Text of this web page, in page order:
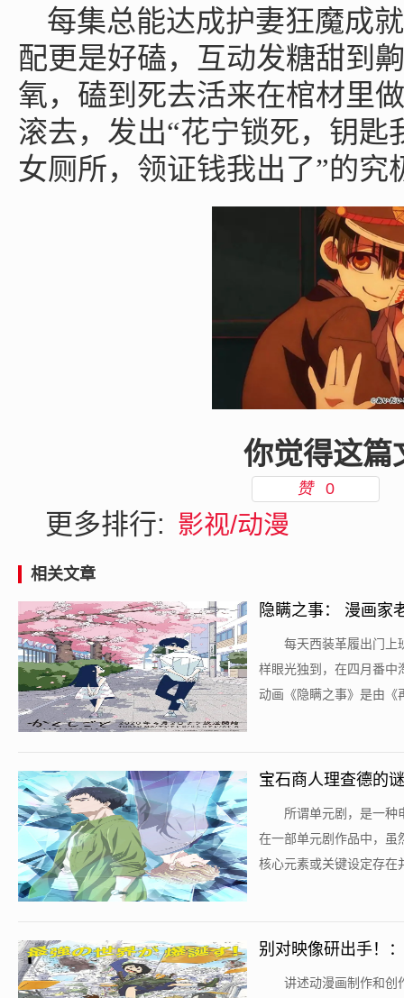
每集总能达成护妻狂魔成
配更是好磕，互动发糖甜到
氧，磕到死去活来在棺材里
滚去，发出“花宁锁死，钥匙
女厕所，领证钱我出了”的究
你觉得这篇
赞 0
更多排行: 影视/动漫
相关文章
隐瞒之事： 漫画家
每天西装革履出门上
样眼光独到，在四月番中
动画《隐瞒之事》是由《
宝石商人理查德的
所谓单元剧，是一种
在一部单元剧作品中，虽
核心元素或关键设定存在
别对映像研出手！
讲述动漫画制作和创